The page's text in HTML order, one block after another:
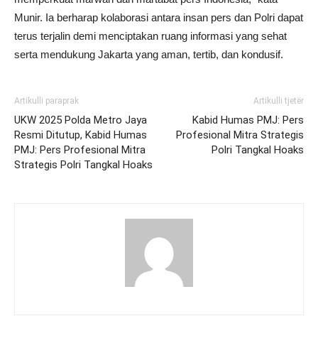
Munir. Ia berharap kolaborasi antara insan pers dan Polri dapat
terus terjalin demi menciptakan ruang informasi yang sehat
serta mendukung Jakarta yang aman, tertib, dan kondusif.
Artikulli paraprak
UKW 2025 Polda Metro Jaya
Resmi Ditutup, Kabid Humas
PMJ: Pers Profesional Mitra
Strategis Polri Tangkal Hoaks
Artikulli tjetër
Kabid Humas PMJ: Pers
Profesional Mitra Strategis
Polri Tangkal Hoaks